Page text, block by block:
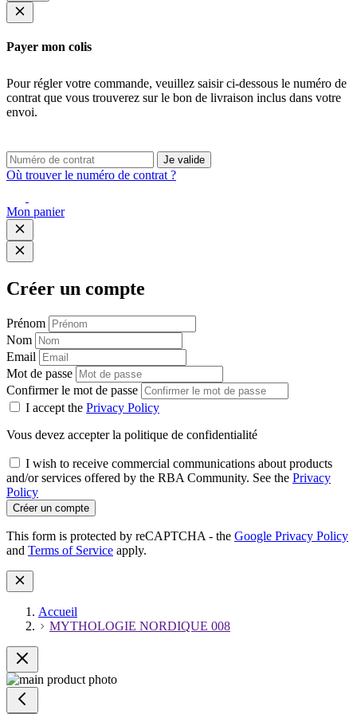
Payer mon colis
Pour régler votre commande, veuillez saisir ci-dessous le numéro de
contrat que vous trouverez sur le bon de livraison inclus dans votre
envoi.
Je valide
Où trouver le numéro de contrat ?
Mon panier
Créer un compte
Prénom
Nom
Email
Mot de passe
Confirmer le mot de passe
I accept the Privacy Policy
Vous devez accepter la politique de confidentialité
I wish to receive commercial communications about products
and/or services offered by the RBA Community. See the Privacy
Policy
Créer un compte
This form is protected by reCAPTCHA - the Google Privacy Policy
and Terms of Service apply.
Accueil
MYTHOLOGIE NORDIQUE 008